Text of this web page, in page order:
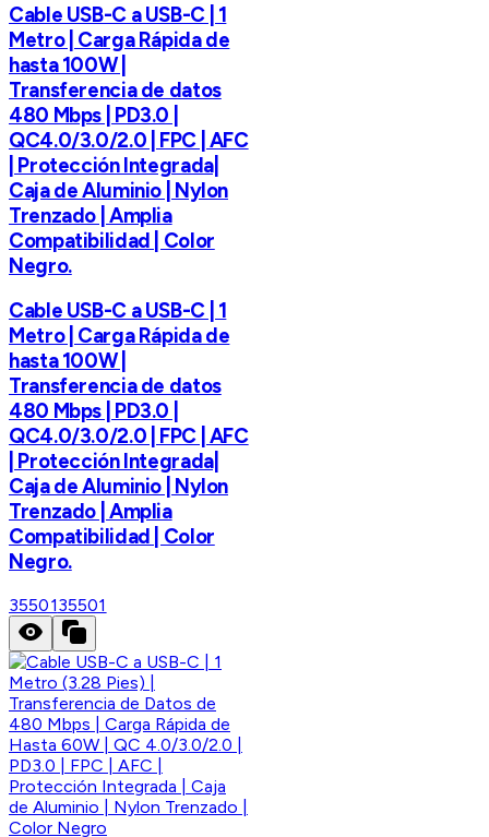
Cable USB-C a USB-C | 1
Metro | Carga Rápida de
hasta 100W |
Transferencia de datos
480 Mbps | PD3.0 |
QC4.0/3.0/2.0 | FPC | AFC
| Protección Integrada|
Caja de Aluminio | Nylon
Trenzado | Amplia
Compatibilidad | Color
Negro.
Cable USB-C a USB-C | 1
Metro | Carga Rápida de
hasta 100W |
Transferencia de datos
480 Mbps | PD3.0 |
QC4.0/3.0/2.0 | FPC | AFC
| Protección Integrada|
Caja de Aluminio | Nylon
Trenzado | Amplia
Compatibilidad | Color
Negro.
3550135501